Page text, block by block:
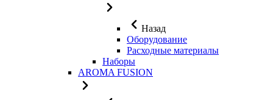
Назад
Оборудование
Расходные материалы
Наборы
AROMA FUSION